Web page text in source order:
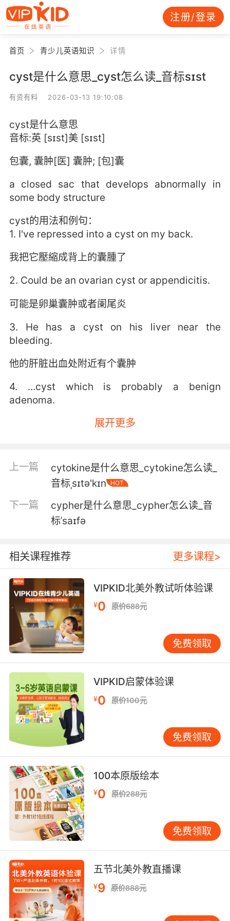
注册/登录
首页 青少儿英语知识 详情
cyst是什么意思_cyst怎么读_音标sɪst
有资有料 2026-03-13 19:10:08
cyst是什么意思
音标:英 [sɪst]美 [sɪst]
包囊, 囊肿[医] 囊肿; [包]囊
a closed sac that develops abnormally in
some body structure
cyst的用法和例句：
1. I've repressed into a cyst on my back.
我把它壓縮成背上的囊腫了
2. Could be an ovarian cyst or appendicitis.
可能是卵巢囊肿或者阑尾炎
3. He has a cyst on his liver near the
bleeding.
他的肝脏出血处附近有个囊肿
4. ...cyst which is probably a benign
adenoma.
...囊肿 可能是一个良性腺瘤
其中一个卵巢囊肿是畸胎瘤
6. I punctured the cyst on your pancreas
during the biopsy.
我做活体组织切片检查时刺破了你的囊肿
7. You might've had these cysts for quite
some time.
你的囊肿已经存在一段时间了
8. There's no indication of torsion or a
hemorrhagic cyst.
没有卵巢蒂扭转 或者是出血性囊肿的征象
9. April, this could be ovarian torsion or a
cyst.
艾普尔 有可能是卵巢扭转或者囊肿
10. It's a nondisplaced fracture through a
benign cyst.
这是由良性囊肿造成的稳定性骨折
展开更多
上一篇
cytokine是什么意思_cytokine怎么读_
音标ˌsɪtə'kɪn
HOT
下一篇
cypher是什么意思_cypher怎么读_音
标ˈsaɪfə
相关课程推荐 更多课程>
VIPKID北美外教试听体验课
¥0 原价688元
免费领取
VIPKID启蒙体验课
¥0 原价100元
免费领取
100本原版绘本
¥0 原价288元
免费领取
五节北美外教直播课
¥9 原价888元